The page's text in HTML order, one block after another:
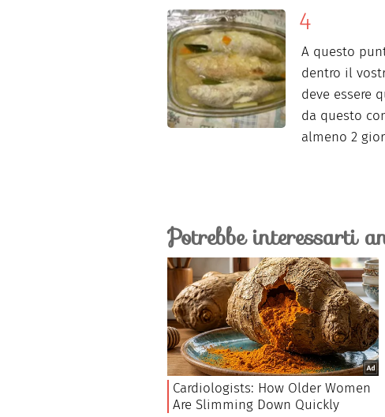
A questo
dentro il
deve essere
da questo
almeno 2